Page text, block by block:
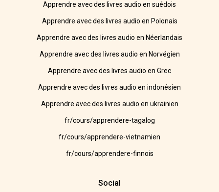
Apprendre avec des livres audio en suédois
Apprendre avec des livres audio en Polonais
Apprendre avec des livres audio en Néerlandais
Apprendre avec des livres audio en Norvégien
Apprendre avec des livres audio en Grec
Apprendre avec des livres audio en indonésien
Apprendre avec des livres audio en ukrainien
fr/cours/apprendere-tagalog
fr/cours/apprendere-vietnamien
fr/cours/apprendere-finnois
Social